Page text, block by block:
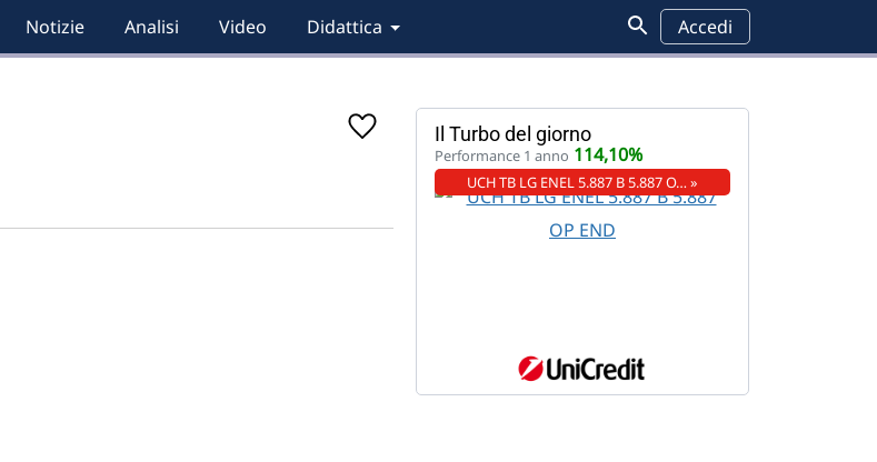
Notizie Analisi Video Didattica Accedi
Il Turbo del giorno
Performance 1 anno 114,10%
UCH TB LG ENEL 5.887 B 5.887 O… »